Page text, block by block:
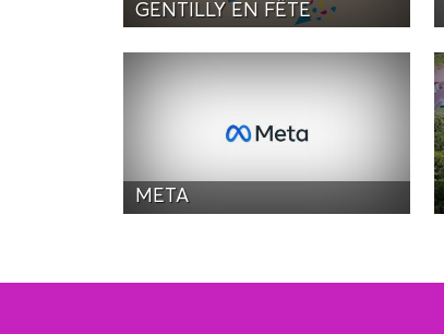
GENTILLY EN FÊTE
META